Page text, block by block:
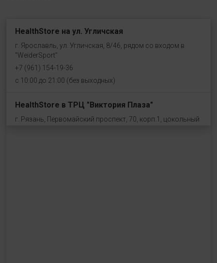
HealthStore на ул. Угличская
г. Ярославль, ул. Угличская, 8/46, рядом со входом в
"WeiderSport"
+7 (961) 154-19-36
с 10:00 до 21:00 (без выходных)
HealthStore в ТРЦ "Виктория Плаза"
г. Рязань, Первомайский проспект, 70, корп.1, цокольный